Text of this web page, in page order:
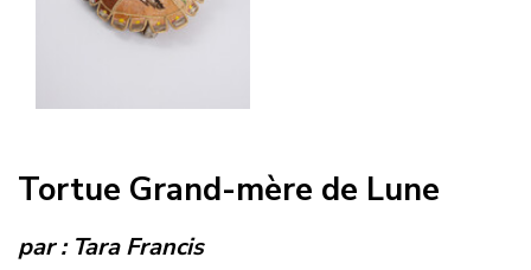
Tortue Grand-mère de Lune
par : Tara Francis